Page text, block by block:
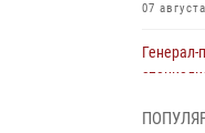
07
Генерал-